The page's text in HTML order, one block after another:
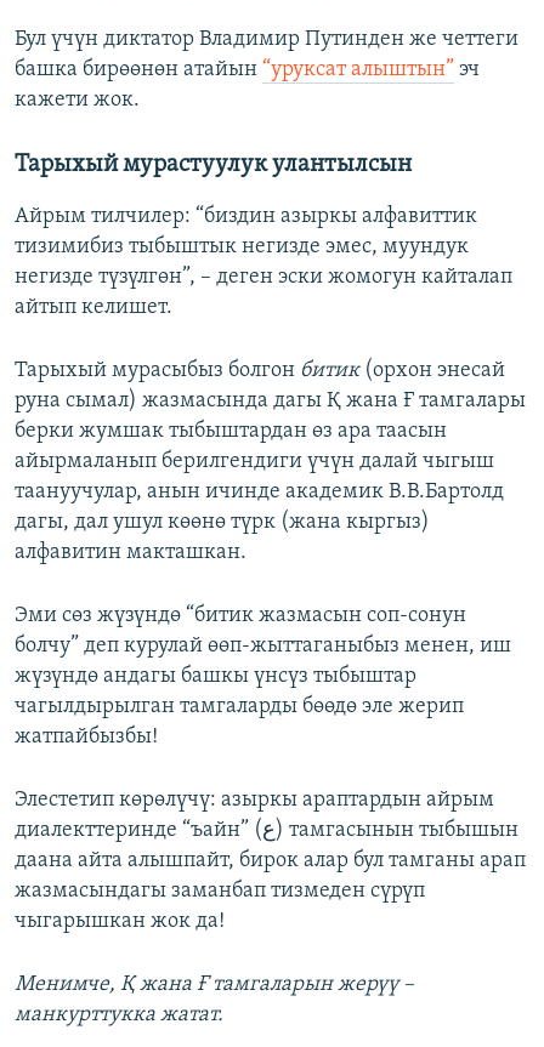
Бул үчүн диктатор Владимир Путинден же четтеги
башка бирөөнөн атайын “уруксат алыштын” эч
кажети жок.
Тарыхый мурастуулук улантылсын
Айрым тилчилер: “биздин азыркы алфавиттик
тизимибиз тыбыштык негизде эмес, муундук
негизде түзүлгөн”, – деген эски жомогун кайталап
айтып келишет.
Тарыхый мурасыбыз болгон битик(орхон энесай
руна сымал) жазмасында дагы Қ жана Ғ тамгалары
берки жумшак тыбыштардан өз ара таасын
айырмаланып берилгендиги үчүн далай чыгыш
таануучулар, анын ичинде академик В.В.Бартолд
дагы, дал ушул көөнө түрк (жана кыргыз)
алфавитин макташкан.
Эми сөз жүзүндө “битик жазмасын соп-сонун
болчу” деп курулай өөп-жыттаганыбыз менен, иш
жүзүндө андагы башкы үнсүз тыбыштар
чагылдырылган тамгаларды бөөдө эле жерип
жатпайбызбы!
Элестетип көрөлүчү: азыркы араптардын айрым
диалекттеринде “ъайн” (ع) тамгасынын тыбышын
даана айта алышпайт, бирок алар бул тамганы арап
жазмасындагы заманбап тизмеден сүрүп
чыгарышкан жок да!
Менимче, Қ жана Ғ тамгаларын жерүү –
манкурттукка жатат.